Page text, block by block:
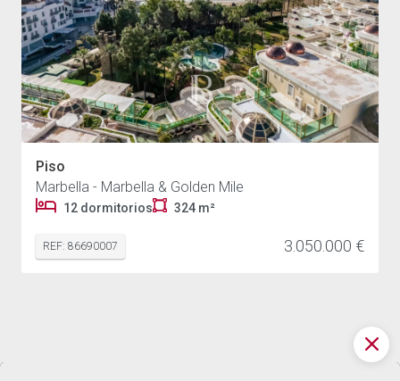
Piso
Marbella - Marbella & Golden Mile
12 dormitorios 324 m²
REF: 86690007 3.050.000 €